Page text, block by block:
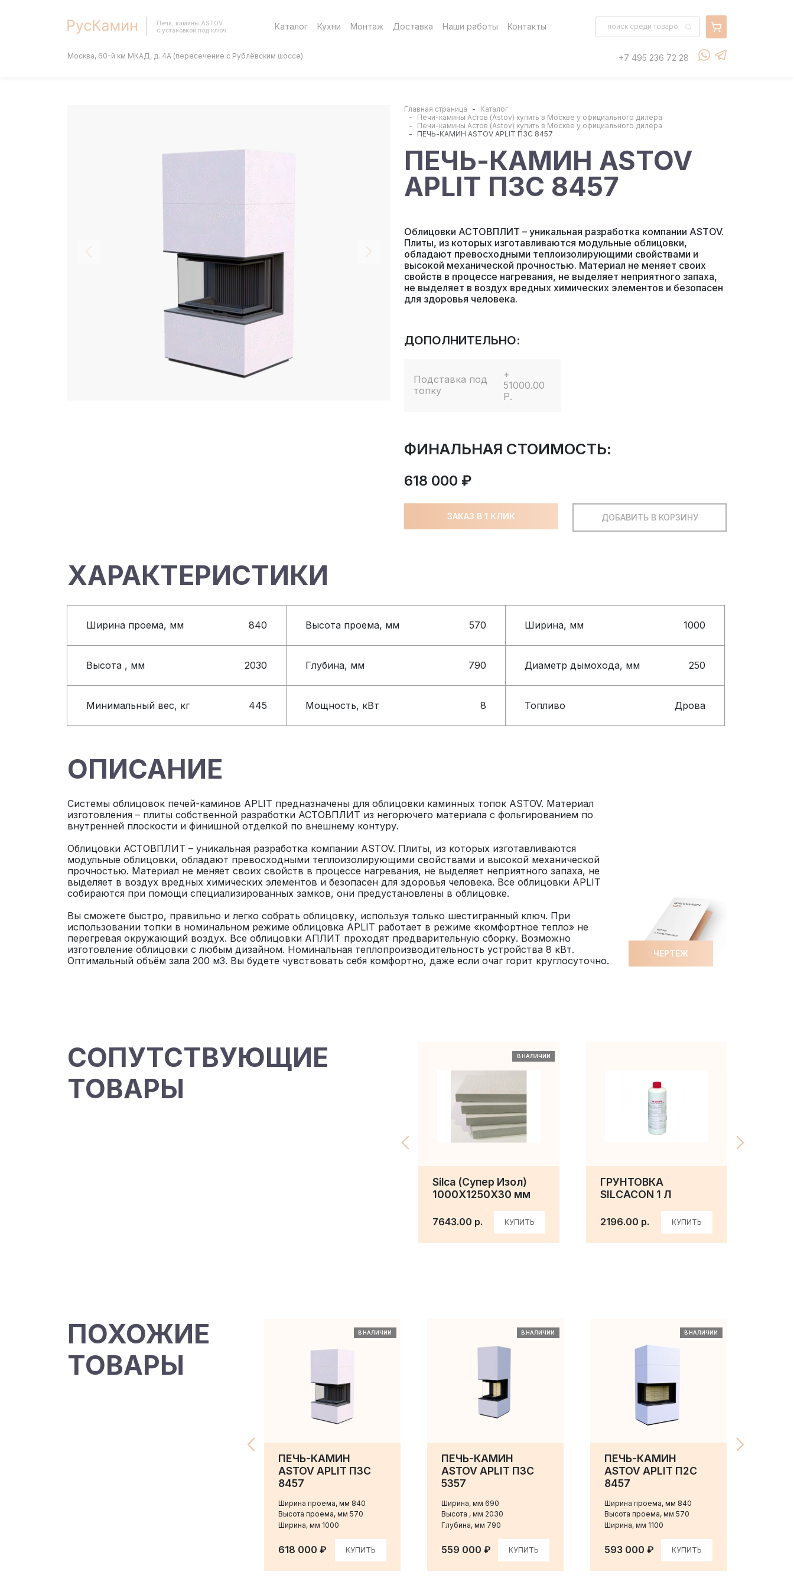
Печи, камины ASTOV
с установкой под ключ
Каталог Кухни Монтаж Доставка Наши работы Контакты
Москва, 60-й км МКАД, д. 4А (пересечение с Рублёвским шоссе) +7 495 236 72 28
Главная страница
Каталог
Печи-камины Астов (Astov) купить в Москве у официального дилера
Печи-камины Астов (Astov) купить в Москве у официального дилера
ПЕЧЬ-КАМИН ASTOV APLIT П3С 8457
ПЕЧЬ-КАМИН ASTOV
APLIT П3С 8457
Облицовки АСТОВПЛИТ – уникальная разработка компании ASTOV.
Плиты, из которых изготавливаются модульные облицовки,
обладают превосходными теплоизолирующими свойствами и
высокой механической прочностью. Материал не меняет своих
свойств в процессе нагревания, не выделяет неприятного запаха,
не выделяет в воздух вредных химических элементов и безопасен
для здоровья человека.
ДОПОЛНИТЕЛЬНО:
Подставка под
топку
+
51000.00
Р.
ФИНАЛЬНАЯ СТОИМОСТЬ:
618 000 ₽
ЗАКАЗ В 1 КЛИК ДОБАВИТЬ В КОРЗИНУ
ХАРАКТЕРИСТИКИ
Ширина проема, мм 840 Высота проема, мм 570 Ширина, мм 1000
Высота , мм 2030 Глубина, мм 790 Диаметр дымохода, мм 250
Минимальный вес, кг 445 Мощность, кВт 8 Топливо Дрова
ОПИСАНИЕ
Системы облицовок печей-каминов APLIT предназначены для облицовки каминных топок ASTOV. Материал
изготовления – плиты собственной разработки АСТОВПЛИТ из негорючего материала с фольгированием по
внутренней плоскости и финишной отделкой по внешнему контуру.
Облицовки АСТОВПЛИТ – уникальная разработка компании ASTOV. Плиты, из которых изготавливаются
модульные облицовки, обладают превосходными теплоизолирующими свойствами и высокой механической
прочностью. Материал не меняет своих свойств в процессе нагревания, не выделяет неприятного запаха, не
выделяет в воздух вредных химических элементов и безопасен для здоровья человека. Все облицовки APLIT
собираются при помощи специализированных замков, они предустановлены в облицовке.
Вы сможете быстро, правильно и легко собрать облицовку, используя только шестигранный ключ. При
использовании топки в номинальном режиме облицовка APLIT работает в режиме «комфортное тепло» не
перегревая окружающий воздух. Все облицовки АПЛИТ проходят предварительную сборку. Возможно
изготовление облицовки с любым дизайном. Номинальная теплопроизводительность устройства 8 кВт.
Оптимальный объём зала 200 м3. Вы будете чувствовать себя комфортно, даже если очаг горит круглосуточно.
ЧЕРТЁЖ
СОПУТСТВУЮЩИЕ
ТОВАРЫ
Silca (Супер Изол)
1000Х1250Х30 мм
7643.00 р. КУПИТЬ
В НАЛИЧИИ
ГРУНТОВКА
SILCACON 1 Л
2196.00 р. КУПИТЬ
ПОХОЖИЕ
ТОВАРЫ
ПЕЧЬ-КАМИН
ASTOV APLIT П3С
8457
Ширина проема, мм 840
Высота проема, мм 570
Ширина, мм 1000
618 000 ₽ КУПИТЬ
В НАЛИЧИИ
ПЕЧЬ-КАМИН
ASTOV APLIT П3С
5357
Ширина, мм 690
Высота , мм 2030
Глубина, мм 790
559 000 ₽ КУПИТЬ
В НАЛИЧИИ
ПЕЧЬ-КАМИН
ASTOV APLIT П2С
8457
Ширина проема, мм 840
Высота проема, мм 570
Ширина, мм 1100
593 000 ₽ КУПИТЬ
В НАЛИЧИИ